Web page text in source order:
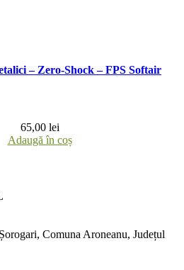
– Zero-Shock – FPS Softair
65,00 lei
Adaugă în coș
Comuna Aroneanu, Județul